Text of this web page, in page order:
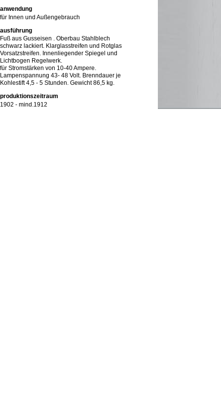
anwendung
für Innen und Außengebrauch
ausführung
Fuß aus Gusseisen . Oberbau Stahlblech
schwarz lackiert. Klarglasstreifen und Rotglas
Vorsatzstreifen. Innenliegender Spiegel und
Lichtbogen Regelwerk.
für Stromstärken von 10-40 Ampere.
Lampenspannung 43- 48 Volt. Brenndauer je
Kohlestift 4,5 - 5 Stunden. Gewicht 86,5 kg.
produktionszeitraum
1902 - mind.1912